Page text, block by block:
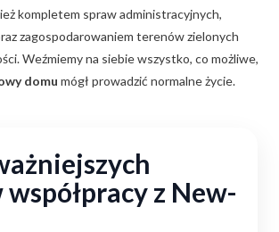
kompletem spraw administracyjnych,
zagospodarowaniem terenów zielonych
Weźmiemy na siebie wszystko, co możliwe,
domu mógł prowadzić normalne życie.
z New-